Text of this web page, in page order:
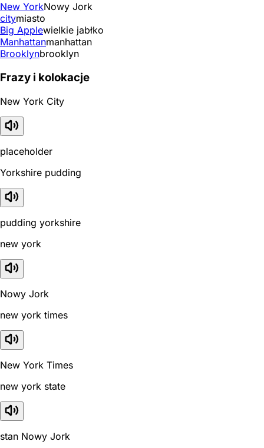
New YorkNowy Jork
citymiasto
Big Applewielkie jabłko
Manhattanmanhattan
Brooklynbrooklyn
Frazy i kolokacje
New York City
placeholder
Yorkshire pudding
pudding yorkshire
new york
Nowy Jork
new york times
New York Times
new york state
stan Nowy Jork